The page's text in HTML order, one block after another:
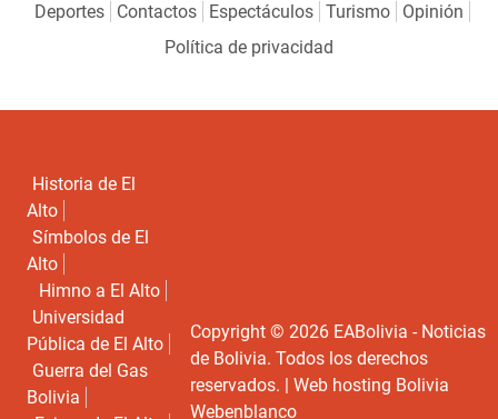
Deportes
Contactos Espectáculos Turismo
Opinión
Política de privacidad
Historia de El
Alto
Símbolos de El
Alto
Himno a El Alto
Universidad
Pública de El Alto
Guerra del Gas
Bolivia
Copyright © 2026 EABolivia - Noticias
de Bolivia. Todos los derechos
reservados. |Web hosting Bolivia
Webenblanco